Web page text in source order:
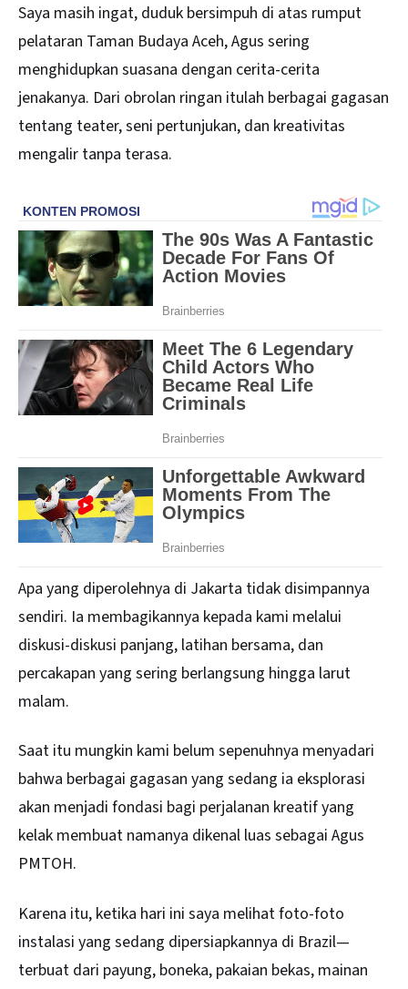
Saya masih ingat, duduk bersimpuh di atas rumput
pelataran Taman Budaya Aceh, Agus sering
menghidupkan suasana dengan cerita-cerita
jenakanya. Dari obrolan ringan itulah berbagai gagasan
tentang teater, seni pertunjukan, dan kreativitas
mengalir tanpa terasa.
Apa yang diperolehnya di Jakarta tidak disimpannya
sendiri. Ia membagikannya kepada kami melalui
diskusi-diskusi panjang, latihan bersama, dan
percakapan yang sering berlangsung hingga larut
malam.
Saat itu mungkin kami belum sepenuhnya menyadari
bahwa berbagai gagasan yang sedang ia eksplorasi
akan menjadi fondasi bagi perjalanan kreatif yang
kelak membuat namanya dikenal luas sebagai Agus
PMTOH.
Karena itu, ketika hari ini saya melihat foto-foto
instalasi yang sedang dipersiapkannya di Brazil—
terbuat dari payung, boneka, pakaian bekas, mainan